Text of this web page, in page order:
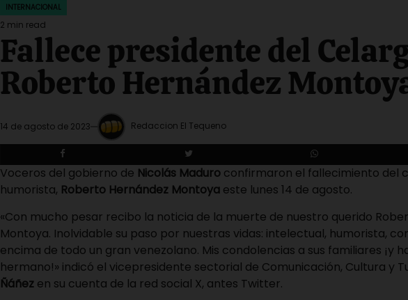
POSTED
IN
INTERNACIONAL
Estimated
read
time
2 min read
Fallece presidente del
Roberto Hernández
14 de agosto de 2023 Redaccion El Tequeno
Voceros del gobierno de Nicolás Maduro confirmaron el fallecimiento del
humorista, Roberto Hernández Montoya este lunes 14 de agosto.
«Con mucho pesar recibo la noticia de la muerte de nuestro querido
Montoya. Inolvidable su paso por nuestras vidas: intelectual, humorista,
encima de todo un gran venezolano. Mis condolencias a sus familiares ¡y
hermano!» indicó el vicepresidente sectorial de Comunicación, Cultura y
Ñáñez en su cuenta de la red social X, antes Twitter.